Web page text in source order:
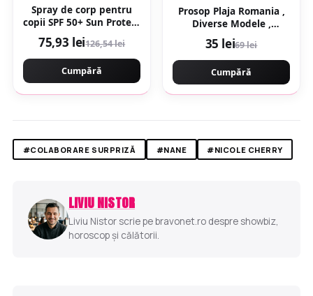
Spray de corp pentru
copii SPF 50+ Sun Protect
Sensitive, 200 ml,
Eucerin
75,93 lei126,54 lei
Cumpără
Prosop Plaja Romania ,
Diverse Modele ,
35 lei69 lei
Cumpără
#COLABORARE SURPRIZĂ #NANE #NICOLE CHERRY
LIVIU NISTOR
Liviu Nistor scrie pe bravonet.ro despre showbiz,
horoscop și călătorii.